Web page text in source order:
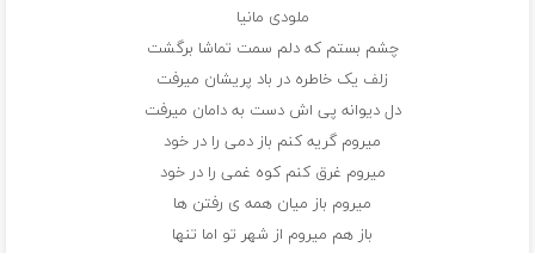
ملودی مانیا
چشم بستم که دلم سمت تماشا برگشت
زلف یک خاطره در باد پریشان میرفت
دل دیوانه پی اش دست به دامان میرفت
میروم گریه کنم باز دمی را در خود
میروم غرق کنم کوه غمی را در خود
میروم باز میان همه ی رفتن ها
باز هم میروم از شهر تو اما تنها